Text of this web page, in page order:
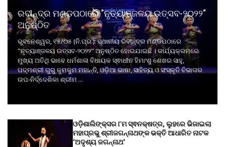
ରବୀନ୍ଦ୍ର ମଣ୍ଡପଠାରେ "ନୃତ୍ୟାଞ୍ଜଳୟ ଉତ୍ସବ-୨୦୨୨"
ଅନୁଷ୍ଠିତ
ଭୁବନେଶ୍ୱର, ୧୫/୦୫ (ନି.ପ୍ର.): ସ୍ଥାନୀୟ ରବୀନ୍ଦ୍ର ମଣ୍ଡପଠାରେ
"ନୃତ୍ୟାଞ୍ଜଳୟ ଉତ୍ସବ-୨୦୨୨" ଅନୁଷ୍ଠିତ ହୋଇଯାଇଛି । କାର୍ଯ୍ୟକ୍ରମରେ
ମୁଖ୍ୟ ଅତିଥି ଭାବେ ଧର୍ମଶାଳା ବିଧାୟକ ସ୍ଵାଧୀନ ହିମାଂଶୁ ଶେଖର ସାହୁ,
ପଦ୍ମଶ୍ରୀ ଗୁରୁ କୁମକୁମ ମହାନ୍ତି, ଓଡ଼ିଆ ଭାଷା, ସାହିତ୍ୟ ଓ ସଂସ୍କୃତି ବିଭାଗର
ଉପ-ନିର୍ଦ୍ଦେଶିକା ଶ୍ରୀମ ...
ଓଡ଼ିଶାଲିଙ୍କ୍ସର ୮ମ ସ୍ଵନକ୍ଷତ୍ର, ଲୁହରେ ଭିଜାଇଲା
ମହାପ୍ରଭୁ ଶ୍ରୀଜଗନ୍ନାଥଙ୍କ ଭକ୍ତି ଆଧାରିତ ନାଟକ
‘ଅଦୃଶ୍ୟ ଜଗନ୍ନାଥ‘